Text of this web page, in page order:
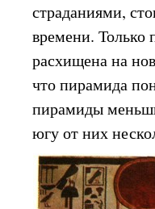
страданиями,
времени. Только
расхищена на
что пирамида
пирамиды
югу от них